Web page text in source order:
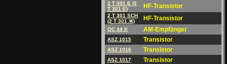
2 T 301 E (2
T 301 E)
HF-Transistor
2 T 301 SCH
(2 T 301 Ж)
HF-Transistor
OC 44 K AM-Empfänger
ASZ 1015 Transistor
ASZ 1016 Transistor
ASZ 1017 Transistor